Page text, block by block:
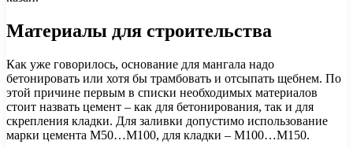
Материалы для строительства
Как уже говорилось, основание для мангала надо
бетонировать или хотя бы трамбовать и отсыпать щебнем. По
этой причине первым в списки необходимых материалов
стоит назвать цемент – как для бетонирования, так и для
скрепления кладки. Для заливки допустимо использование
марки цемента М50…М100, для кладки – М100…М150.